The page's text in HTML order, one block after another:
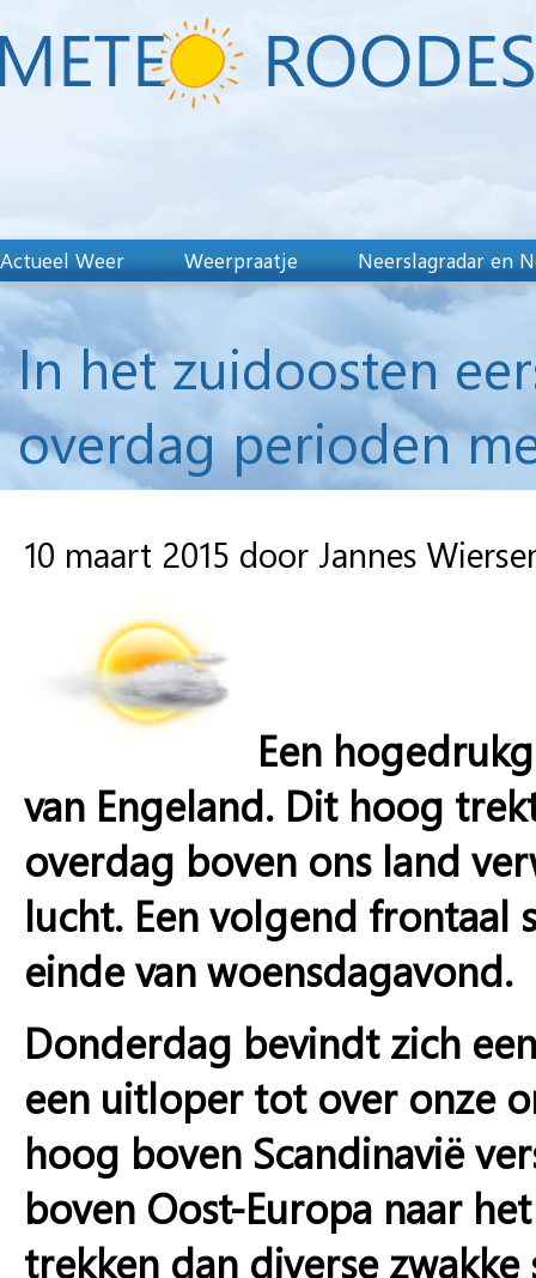
Actueel Weer Weerpraatje Neerslagradar en
In het zuidoosten
overdag perioden
10 maart 2015 door Jannes
Een
van Engeland. Dit hoog
overdag boven ons land
lucht. Een volgend frontaal
einde van woensdagavond.
Donderdag bevindt zich
een uitloper tot over onze
hoog boven Scandinavië
boven Oost-Europa naar
trekken dan diverse